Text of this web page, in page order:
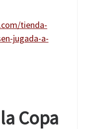
tienda-
jugada-a-
Copa